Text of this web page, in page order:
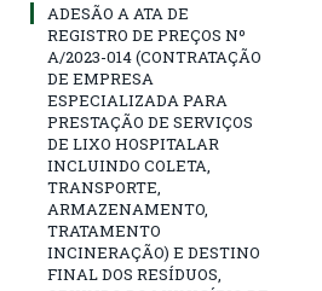
ADESÃO A ATA DE
REGISTRO DE PREÇOS Nº
A/2023-014 (CONTRATAÇÃO
DE EMPRESA
ESPECIALIZADA PARA
PRESTAÇÃO DE SERVIÇOS
DE LIXO HOSPITALAR
INCLUINDO COLETA,
TRANSPORTE,
ARMAZENAMENTO,
TRATAMENTO
INCINERAÇÃO) E DESTINO
FINAL DOS RESÍDUOS,